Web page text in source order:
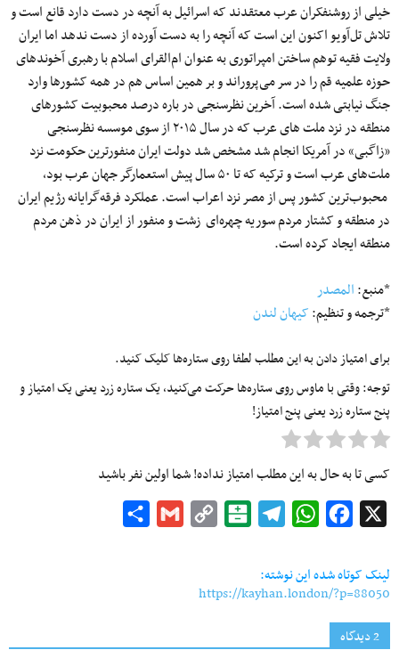
خیلی از روشنفکران عرب معتقدند که اسرائیل به آنچه در دست دارد قانع است و
تلاش تل‌آویو اکنون این است که آنچه را به دست آورده از دست ندهد اما ایران
ولایت فقیه توهم ساختن امپراتوری به عنوان ام‌القرای اسلام با رهبری آخوندهای
حوزه علمیه قم را در سر می‌پروراند و بر همین اساس هم در همه کشورها وارد
جنگ نیابتی شده است. آخرین نظرسنجی در باره درصد محبوبیت کشورهای
منطقه در نزد ملت های عرب که در سال ۲۰۱۵ از سوی موسسه نظرسنجی
«زاگبی» در آمریکا انجام شد مشخص شد دولت ایران منفورترین حکومت نزد
ملت‌های عرب است و ترکیه که تا ۵۰ سال پیش استعمارگر جهان عرب بود،
محبوب‌ترین کشور پس از مصر نزد اعراب است. عملکرد فرقه‌گرایانه رژیم ایران
در منطقه و کشتار مردم سوریه چهره‌ای زشت و منفور از ایران در ذهن مردم
منطقه ایجاد کرده است.
*منبع:المصدر
*ترجمه و تنظیم:کیهان لندن
برای امتیاز دادن به این مطلب لطفا روی ستاره‌ها کلیک کنید.
توجه: وقتی با ماوس روی ستاره‌ها حرکت می‌کنید، یک ستاره زرد یعنی یک امتیاز و
پنج ستاره زرد یعنی پنج امتیاز!
کسی تا به حال به این مطلب امتیاز نداده! شما اولین نفر باشید
Facebook
WhatsApp
Telegram
Balatarin
Copy
Gmail
لینک کوتاه شده این نوشته:
https://kayhan.london/?p=88050
2 دیدگاه‌